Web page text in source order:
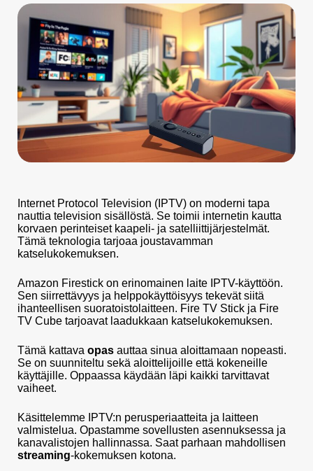
Internet Protocol Television (IPTV) on moderni tapa
nauttia television sisällöstä. Se toimii internetin kautta
korvaen perinteiset kaapeli- ja satelliittijärjestelmät.
Tämä teknologia tarjoaa joustavamman
katselukokemuksen.
Amazon Firestick on erinomainen laite IPTV-käyttöön.
Sen siirrettävyys ja helppokäyttöisyys tekevät siitä
ihanteellisen suoratoistolaitteen. Fire TV Stick ja Fire
TV Cube tarjoavat laadukkaan katselukokemuksen.
Tämä kattava opas auttaa sinua aloittamaan nopeasti.
Se on suunniteltu sekä aloittelijoille että kokeneille
käyttäjille. Oppaassa käydään läpi kaikki tarvittavat
vaiheet.
Käsittelemme IPTV:n perusperiaatteita ja laitteen
valmistelua. Opastamme sovellusten asennuksessa ja
kanavalistojen hallinnassa. Saat parhaan mahdollisen
streaming-kokemuksen kotona.